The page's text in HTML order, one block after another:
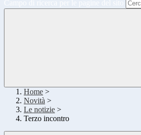
Home >
Novità >
Le notizie >
Terzo incontro